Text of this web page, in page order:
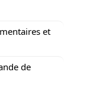
et
de